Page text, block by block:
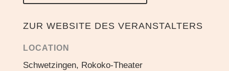
ZUR WEBSITE DES VERANSTALTERS
LOCATION
Schwetzingen, Rokoko-Theater